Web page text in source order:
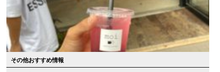
その他おすすめ情報